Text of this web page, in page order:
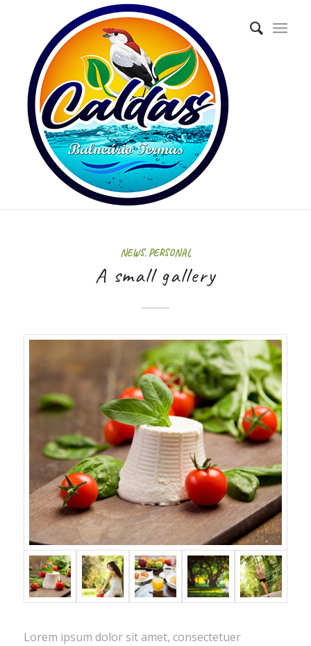
NEWS, PERSONAL
A small gallery
Lorem ipsum dolor sit amet, consectetuer